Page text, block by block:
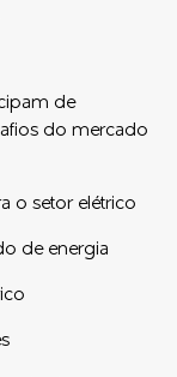
de
do mercado
o setor elétrico
de energia